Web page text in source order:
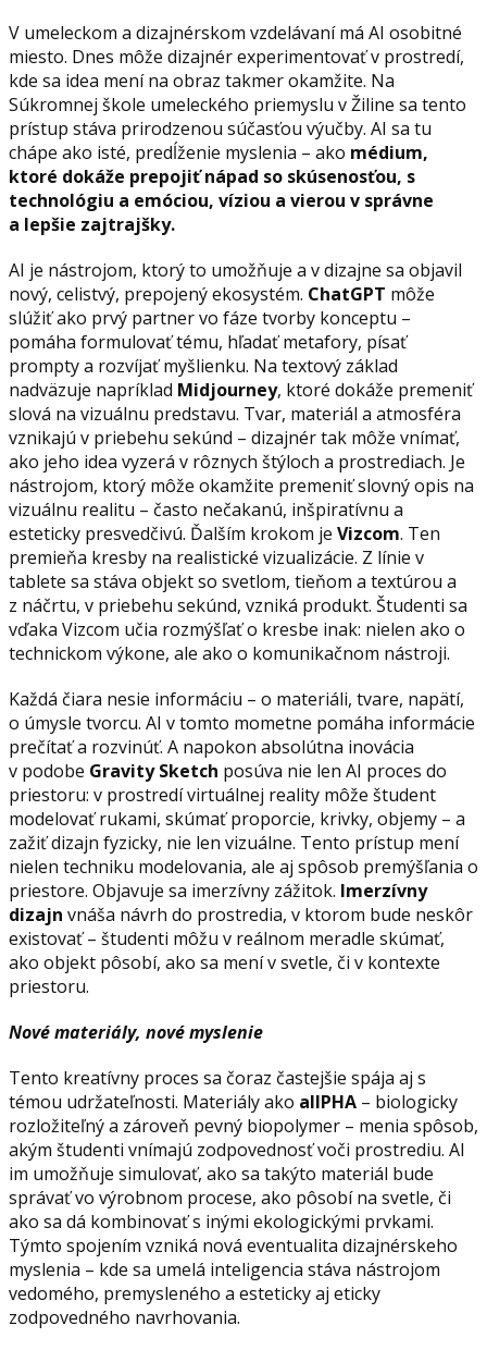
V umeleckom a dizajnérskom vzdelávaní má AI osobitné
miesto. Dnes môže dizajnér experimentovať v prostredí,
kde sa idea mení na obraz takmer okamžite. Na
Súkromnej škole umeleckého priemyslu v Žiline sa tento
prístup stáva prirodzenou súčasťou výučby. AI sa tu
chápe ako isté, predĺženie myslenia – ako médium,
ktoré dokáže prepojiť nápad so skúsenosťou, s
technológiu a emóciou, víziou a vierou v správne
a lepšie zajtrajšky.
AI je nástrojom, ktorý to umožňuje a v dizajne sa objavil
nový, celistvý, prepojený ekosystém. ChatGPT môže
slúžiť ako prvý partner vo fáze tvorby konceptu –
pomáha formulovať tému, hľadať metafory, písať
prompty a rozvíjať myšlienku. Na textový základ
nadväzuje napríklad Midjourney, ktoré dokáže premeniť
slová na vizuálnu predstavu. Tvar, materiál a atmosféra
vznikajú v priebehu sekúnd – dizajnér tak môže vnímať,
ako jeho idea vyzerá v rôznych štýloch a prostrediach. Je
nástrojom, ktorý môže okamžite premeniť slovný opis na
vizuálnu realitu – často nečakanú, inšpiratívnu a
esteticky presvedčivú. Ďalším krokom je Vizcom. Ten
premieňa kresby na realistické vizualizácie. Z línie v
tablete sa stáva objekt so svetlom, tieňom a textúrou a
z náčrtu, v priebehu sekúnd, vzniká produkt. Študenti sa
vďaka Vizcom učia rozmýšľať o kresbe inak: nielen ako o
technickom výkone, ale ako o komunikačnom nástroji.
Každá čiara nesie informáciu – o materiáli, tvare, napätí,
o úmysle tvorcu. AI v tomto mometne pomáha informácie
prečítať a rozvinúť. A napokon absolútna inovácia
v podobe Gravity Sketch posúva nie len AI proces do
priestoru: v prostredí virtuálnej reality môže študent
modelovať rukami, skúmať proporcie, krivky, objemy – a
zažiť dizajn fyzicky, nie len vizuálne. Tento prístup mení
nielen techniku modelovania, ale aj spôsob premýšľania o
priestore. Objavuje sa imerzívny zážitok. Imerzívny
dizajn vnáša návrh do prostredia, v ktorom bude neskôr
existovať – študenti môžu v reálnom meradle skúmať,
ako objekt pôsobí, ako sa mení v svetle, či v kontexte
priestoru.
Nové materiály, nové myslenie
Tento kreatívny proces sa čoraz častejšie spája aj s
témou udržateľnosti. Materiály ako allPHA – biologicky
rozložiteľný a zároveň pevný biopolymer – menia spôsob,
akým študenti vnímajú zodpovednosť voči prostrediu. AI
im umožňuje simulovať, ako sa takýto materiál bude
správať vo výrobnom procese, ako pôsobí na svetle, či
ako sa dá kombinovať s inými ekologickými prvkami.
Týmto spojením vzniká nová eventualita dizajnérskeho
myslenia – kde sa umelá inteligencia stáva nástrojom
vedomého, premysleného a esteticky aj eticky
zodpovedného navrhovania.